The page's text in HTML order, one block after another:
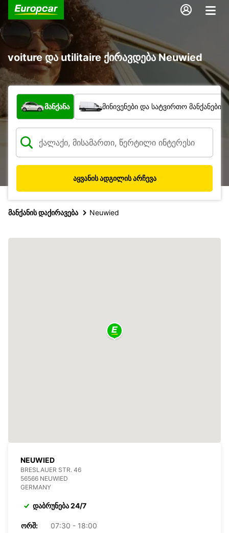
voiture და utilitaire ქირავდება Neuwied
რა ტიპის ავტომობილი?
მანქანა მინივენები და სატვირთო მანქანები
აყვანის ადგილის არჩევა
მანქანის დაქირავება Neuwied
NEUWIED
BRESLAUER STR. 46
56566 NEUWIED
GERMANY
დაბრუნება 24/7
ᲝᲠᲨ:
07:30 - 18:00